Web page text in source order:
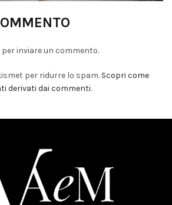
per inviare un commento.
per ridurre lo spam. Scopri come
derivati dai commenti.